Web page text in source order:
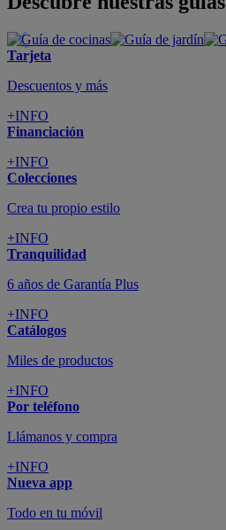
Tarjeta
Descuentos y más
+INFO
Financiación
+INFO
Colecciones
Crea tu propio estilo
+INFO
Tranquilidad
6 años de Garantía Plus
+INFO
Catálogos
Miles de productos
+INFO
Por teléfono
Llámanos y compra
+INFO
Nueva app
Todo en tu móvil